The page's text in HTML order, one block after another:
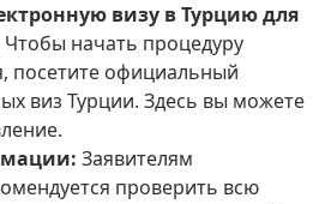
визу в Турцию для
Чтобы начать процедуру
посетите официальный
виз Турции. Здесь вы можете
Заявителям
проверить всю